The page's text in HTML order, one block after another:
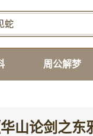
周公解梦
华山论剑之